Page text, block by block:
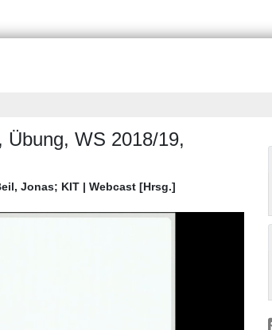
Übung, WS 2018/19,
Jonas; KIT | Webcast [Hrsg.]